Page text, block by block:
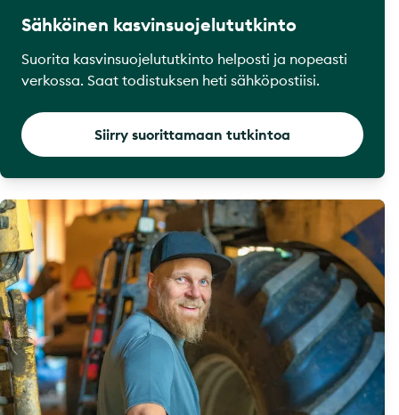
Sähköinen kasvinsuojelututkinto
Suorita kasvinsuojelututkinto helposti ja nopeasti
verkossa. Saat todistuksen heti sähköpostiisi.
Siirry suorittamaan tutkintoa